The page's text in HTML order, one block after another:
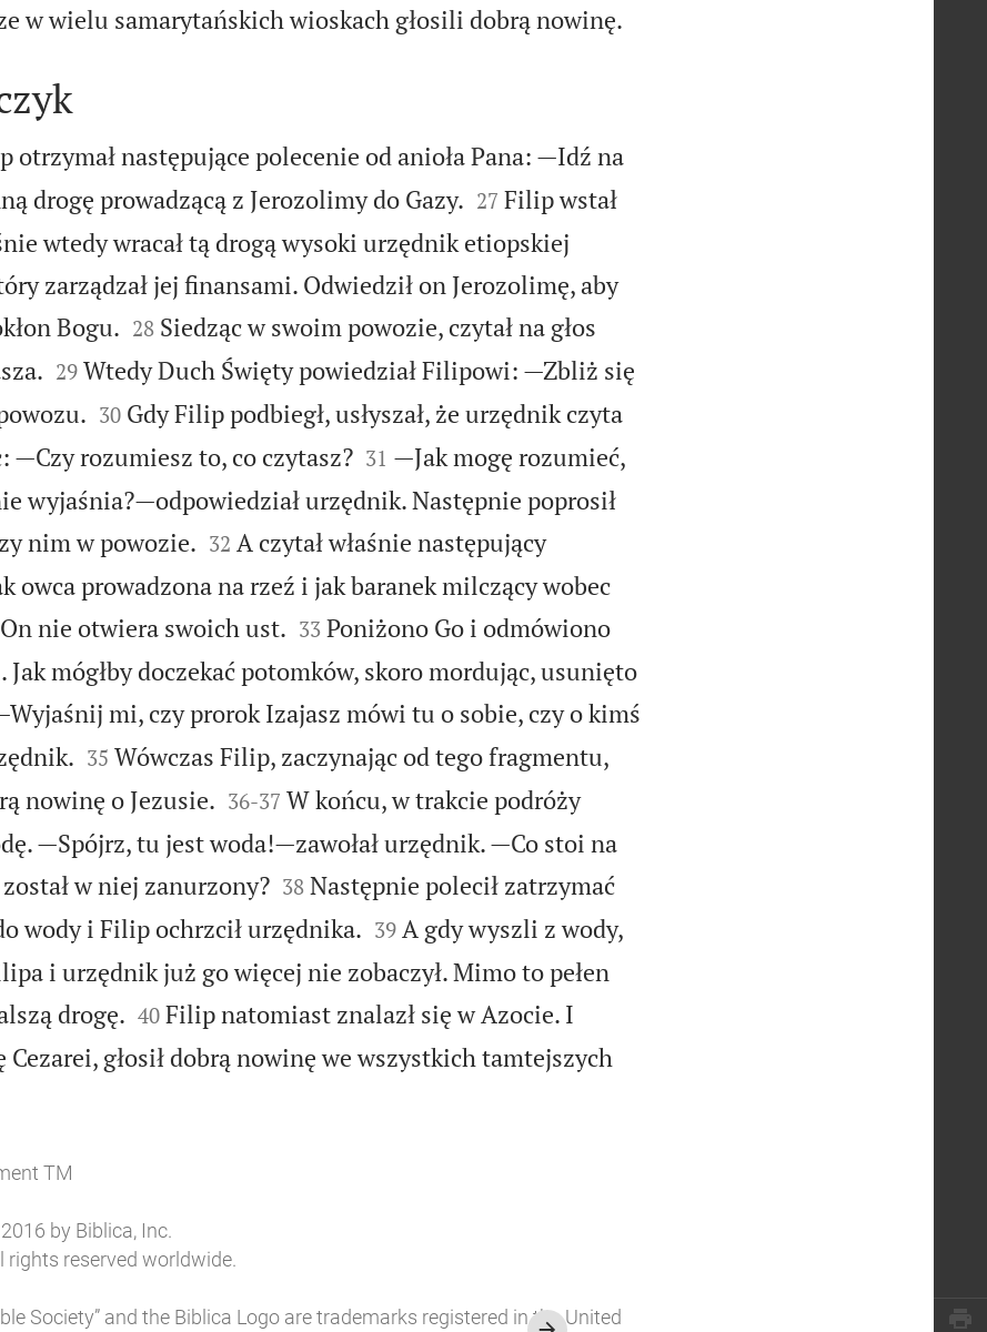
w wielu samarytańskich wioskach głosili dobrą nowinę.
otrzymał następujące polecenie od anioła Pana: —Idź na
drogę prowadzącą z Jerozolimy do Gazy.
27 Filip wstał
wtedy wracał tą drogą wysoki urzędnik etiopskiej
zarządzał jej finansami. Odwiedził on Jerozolimę, aby
Bogu.
28 Siedząc w swoim powozie, czytał na głos

29 Wtedy Duch Święty powiedział Filipowi: —Zbliż się

30 Gdy Filip podbiegł, usłyszał, że urzędnik czyta
—Czy rozumiesz to, co czytasz?
31 —Jak mogę rozumieć,
wyjaśnia?—odpowiedział urzędnik. Następnie poprosił
nim w powozie.
32 A czytał właśnie następujący
owca prowadzona na rzeź i jak baranek milczący wobec
nie otwiera swoich ust.
33 Poniżono Go i odmówiono
mógłby doczekać potomków, skoro mordując, usunięto
mi, czy prorok Izajasz mówi tu o sobie, czy o kimś

35 Wówczas Filip, zaczynając od tego fragmentu,
nowinę o Jezusie.
36-37 W końcu, w trakcie podróży
—Spójrz, tu jest woda!—zawołał urzędnik. —Co stoi na
w niej zanurzony?
38 Następnie polecił zatrzymać
wody i Filip ochrzcił urzędnika.
39 A gdy wyszli z wody,
i urzędnik już go więcej nie zobaczył. Mimo to pełen
drogę.
40 Filip natomiast znalazł się w Azocie. I
głosił dobrą nowinę we wszystkich tamtejszych
TM
by Biblica, Inc.
rights reserved worldwide.
Society” and the Biblica Logo are trademarks registered in the United